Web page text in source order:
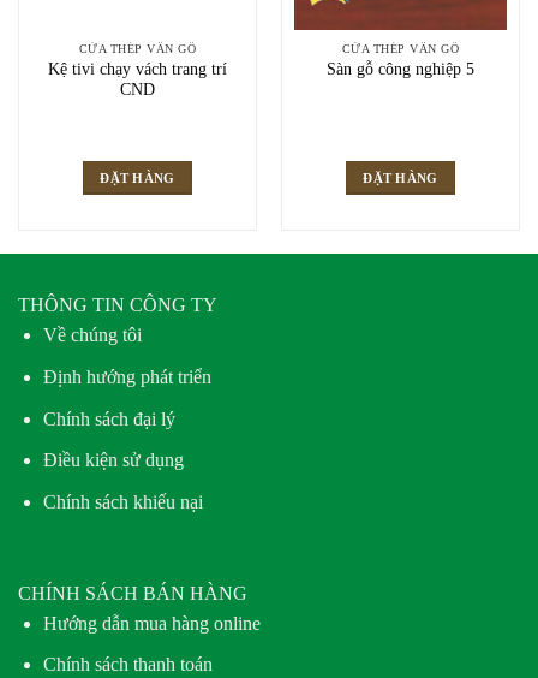
CỬA THÉP VÂN GỖ
Kệ tivi chạy vách trang trí
CND
ĐẶT HÀNG
CỬA THÉP VÂN GỖ
Sàn gỗ công nghiệp 5
ĐẶT HÀNG
THÔNG TIN CÔNG TY
Về chúng tôi
Định hướng phát triển
Chính sách đại lý
Điều kiện sử dụng
Chính sách khiếu nại
CHÍNH SÁCH BÁN HÀNG
Hướng dẫn mua hàng online
Chính sách thanh toán